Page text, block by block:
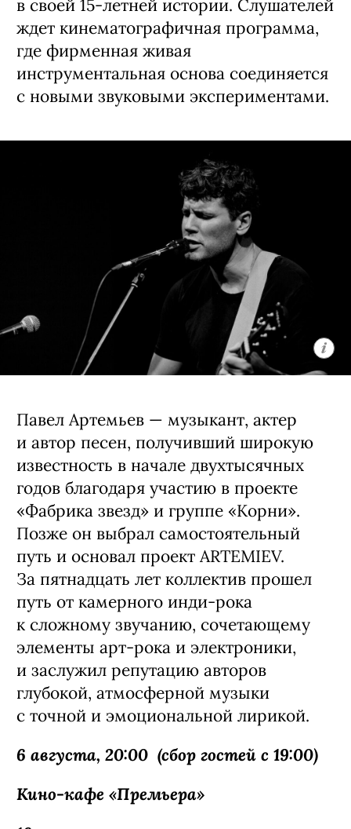
в своей 15-летней истории. Слушателей
ждет кинематографичная программа,
где фирменная живая
инструментальная основа соединяется
с новыми звуковыми экспериментами.
Павел Артемьев — музыкант, актер
и автор песен, получивший широкую
известность в начале двухтысячных
годов благодаря участию в проекте
«Фабрика звезд» и группе «Корни».
Позже он выбрал самостоятельный
путь и основал проект ARTEMIEV.
За пятнадцать лет коллектив прошел
путь от камерного инди-рока
к сложному звучанию, сочетающему
элементы арт-рока и электроники,
и заслужил репутацию авторов
глубокой, атмосферной музыки
с точной и эмоциональной лирикой.
6 августа, 20:00 (сбор гостей с 19:00)
Кино-кафе «Премьера»